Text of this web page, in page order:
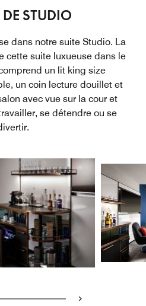
STUDIO
dans notre suite Studio. La
cette suite luxueuse dans le
un lit king size
un coin lecture douillet et
avec vue sur la cour et
se détendre ou se